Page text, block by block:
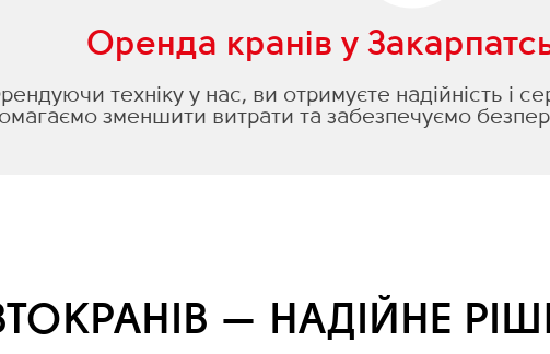
Оренда кранів у
техніку у нас, ви отримуєте надійність і
зменшити витрати та забезпечуємо
— НАДІЙНЕ